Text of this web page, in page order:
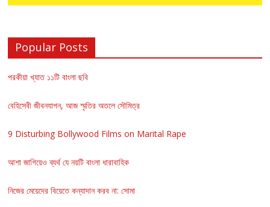
Popular Posts
পরকীয়া খ্যাত ১১টি বাংলা ছবি
বেহিসেবী জীবনযাপন, আজ স্মৃতির অতলে সৌমিত্র
9 Disturbing Bollywood Films on Marital Rape
আশা জাগিয়েও ব্যর্থ যে নয়টি বাংলা ধারাবাহিক
নিজের মেয়েদের বিয়েতে কন্যাদান করব না: সোমা